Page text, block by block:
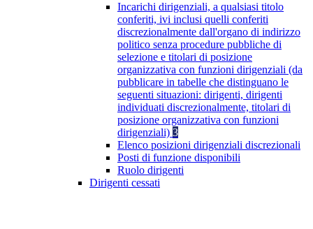
Incarichi dirigenziali, a qualsiasi titolo
conferiti, ivi inclusi quelli conferiti
discrezionalmente dall'organo di indirizzo
politico senza procedure pubbliche di
selezione e titolari di posizione
organizzativa con funzioni dirigenziali (da
pubblicare in tabelle che distinguano le
seguenti situazioni: dirigenti, dirigenti
individuati discrezionalmente, titolari di
posizione organizzativa con funzioni
dirigenziali) 3
Elenco posizioni dirigenziali discrezionali
Posti di funzione disponibili
Ruolo dirigenti
Dirigenti cessati